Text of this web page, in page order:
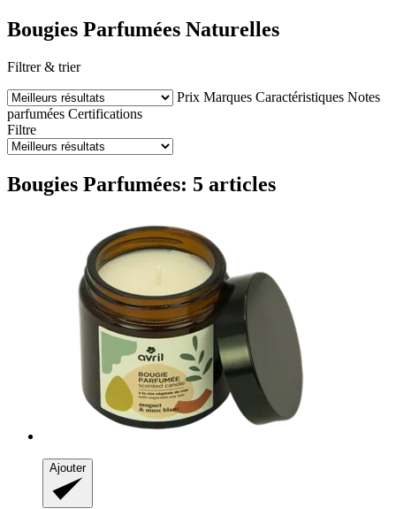
Bougies Parfumées Naturelles
Filtrer & trier
Prix Marques Caractéristiques Notes
parfumées Certifications
Filtre
Bougies Parfumées: 5 articles
Ajouter